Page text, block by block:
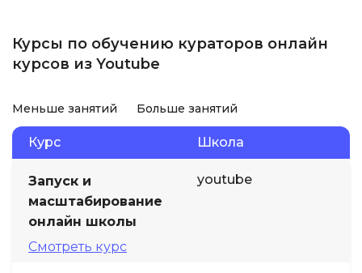
Курсы по обучению кураторов онлайн
курсов из Youtube
Меньше занятий Больше занятий
Курс Школа
Запуск и
масштабирование
онлайн школы
Смотреть курс
youtube